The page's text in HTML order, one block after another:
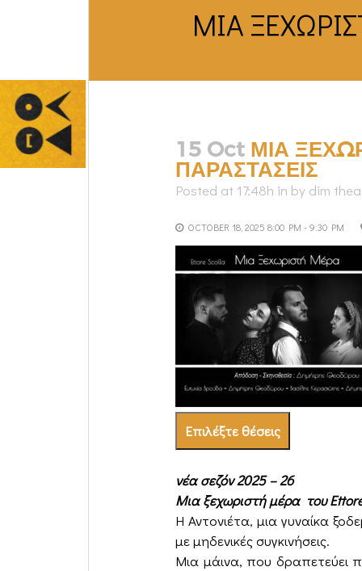
ΜΙΑ
15 Oct ΜΙΑ
ΠΑΡΑΣΤΑΣΕΙΣ
Posted at 17:48h in by dim
OCTOBER 18, 2025 8:00 PM - 9:30 PM
Επιλέξτε θέσεις
νέα σεζόν 2025 – 26
Μια ξεχωριστή μέρα του
Η Αντονιέτα, μια γυναίκα
με μηδενικές συγκινήσεις.
Μια μάινα, που δραπετεύει